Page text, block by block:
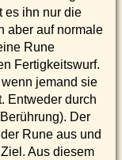
es ihn nur die
aber auf normale
Rune
Fertigkeitswurf.
jemand sie
Entweder durch
Der
Rune aus und
Aus diesem